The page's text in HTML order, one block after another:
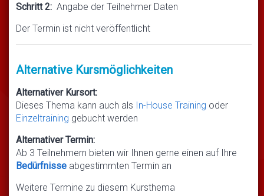
Schritt 2: Angabe der Teilnehmer Daten
Der Termin ist nicht veröffentlicht
Alternative Kursmöglichkeiten
Alternativer Kursort:
Dieses Thema kann auch als In-House Training oder
Einzeltraining gebucht werden
Alternativer Termin:
Ab 3 Teilnehmern bieten wir Ihnen gerne einen auf Ihre
Bedürfnisse abgestimmten Termin an
Weitere Termine zu diesem Kursthema